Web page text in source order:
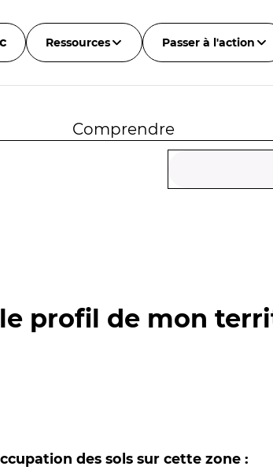
Ressources Passer à l'action
Comprendre
profil de mon
des sols sur cette zone :